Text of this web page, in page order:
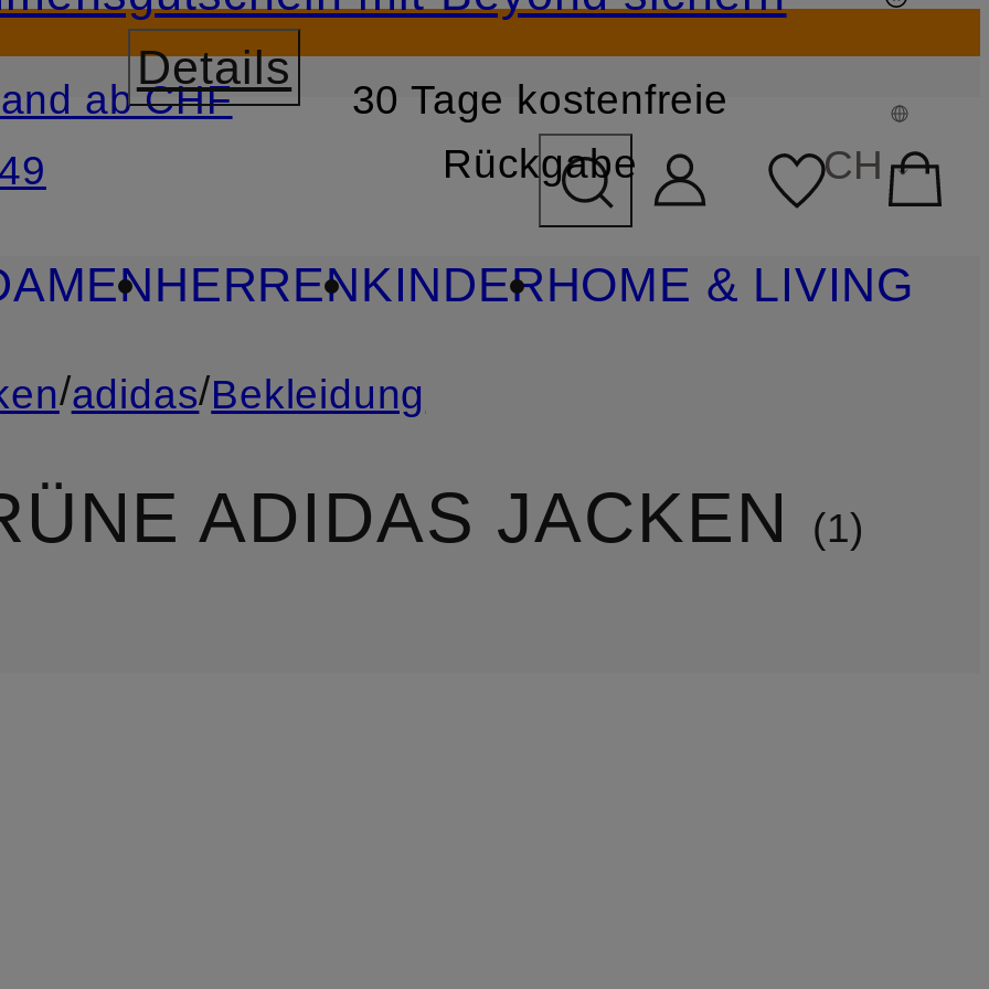
ZUM SUCHFELD ÜBERSPRINGEN
Details
ab CHF
30 Tage kostenfreie
Rückgabe
CH
HERRENKINDERHOME & LIVING
/adidas/Bekleidung
ADIDAS JACKEN 1